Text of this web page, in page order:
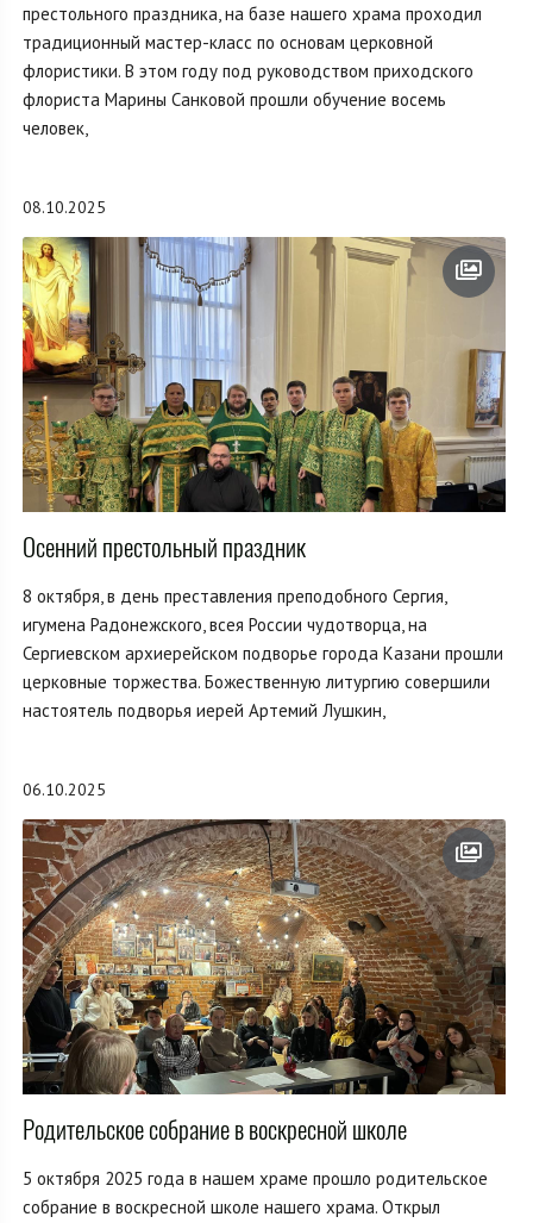
престольного праздника, на базе нашего храма проходил
традиционный мастер-класс по основам церковной
флористики. В этом году под руководством приходского
флориста Марины Санковой прошли обучение восемь
человек,
08.10.2025
Осенний престольный праздник
8 октября, в день преставления преподобного Сергия,
игумена Радонежского, всея России чудотворца, на
Сергиевском архиерейском подворье города Казани прошли
церковные торжества. Божественную литургию совершили
настоятель подворья иерей Артемий Лушкин,
06.10.2025
Родительское собрание в воскресной школе
5 октября 2025 года в нашем храме прошло родительское
собрание в воскресной школе нашего храма. Открыл